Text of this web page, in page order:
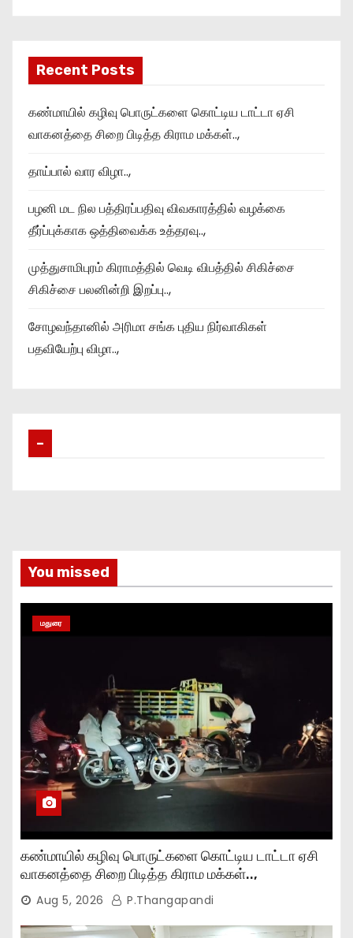
Recent Posts
கண்மாயில் கழிவு பொருட்களை கொட்டிய டாட்டா ஏசி
வாகனத்தை சிறை பிடித்த கிராம மக்கள்..,
தாய்பால் வார விழா..,
பழனி மட நில பத்திரப்பதிவு விவகாரத்தில் வழக்கை
தீர்ப்புக்காக ஒத்திவைக்க உத்தரவு..,
முத்துசாமிபுரம் கிராமத்தில் வெடி விபத்தில் சிகிச்சை
சிகிச்சை பலனின்றி இறப்பு..,
சோழவந்தானில் அரிமா சங்க புதிய நிர்வாகிகள்
பதவியேற்பு விழா..,
–
You missed
மதுரை
கண்மாயில் கழிவு பொருட்களை கொட்டிய டாட்டா ஏசி
வாகனத்தை சிறை பிடித்த கிராம மக்கள்..,
Aug 5, 2026 P.Thangapandi